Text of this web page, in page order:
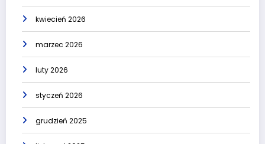
kwiecień 2026
marzec 2026
luty 2026
styczeń 2026
grudzień 2025